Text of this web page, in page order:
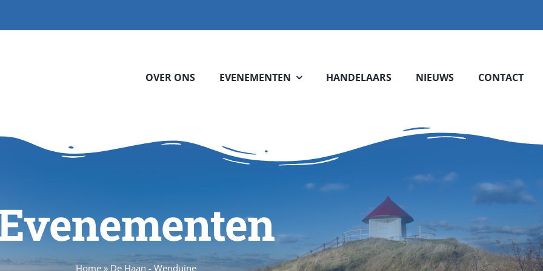
OVER ONS EVENEMENTEN HANDELAARS NIEUWS CONTACT
Home» De Haan - Wenduine